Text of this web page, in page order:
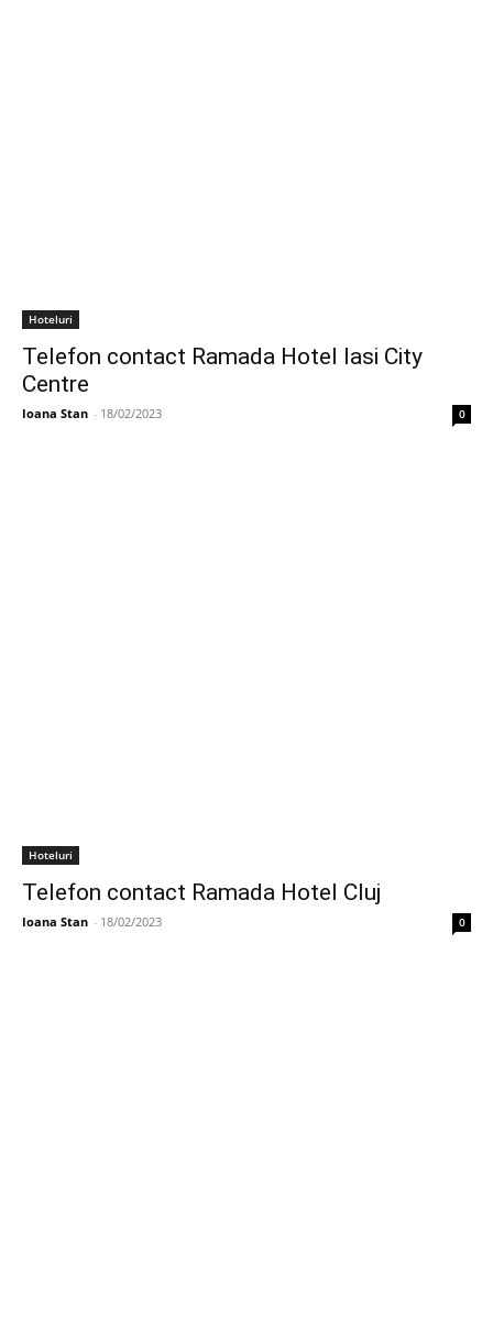
Hoteluri
Telefon contact Ramada Hotel Iasi City
Centre
Ioana Stan - 18/02/2023 0
Hoteluri
Telefon contact Ramada Hotel Cluj
Ioana Stan - 18/02/2023 0